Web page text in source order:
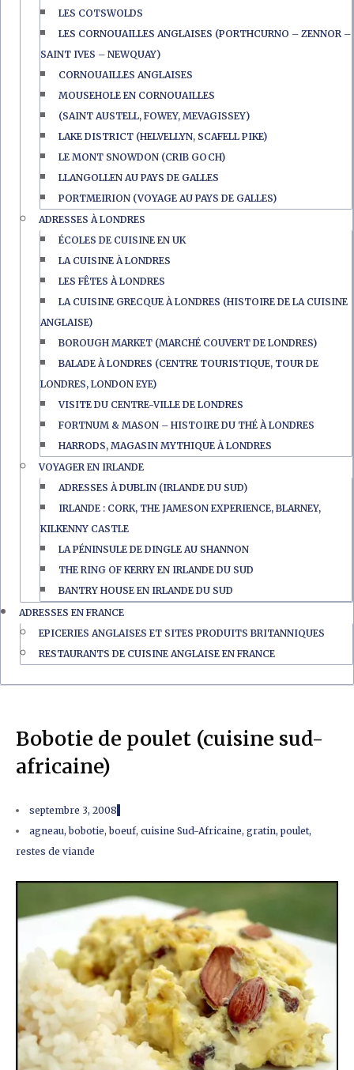
LES COTSWOLDS
LES CORNOUAILLES ANGLAISES (PORTHCURNO – ZENNOR –
SAINT IVES – NEWQUAY)
CORNOUAILLES ANGLAISES
MOUSEHOLE EN CORNOUAILLES
(SAINT AUSTELL, FOWEY, MEVAGISSEY)
LAKE DISTRICT (HELVELLYN, SCAFELL PIKE)
LE MONT SNOWDON (CRIB GOCH)
LLANGOLLEN AU PAYS DE GALLES
PORTMEIRION (VOYAGE AU PAYS DE GALLES)
ADRESSES À LONDRES
ÉCOLES DE CUISINE EN UK
LA CUISINE À LONDRES
LES FÊTES À LONDRES
LA CUISINE GRECQUE À LONDRES (HISTOIRE DE LA CUISINE
ANGLAISE)
BOROUGH MARKET (MARCHÉ COUVERT DE LONDRES)
BALADE À LONDRES (CENTRE TOURISTIQUE, TOUR DE
LONDRES, LONDON EYE)
VISITE DU CENTRE-VILLE DE LONDRES
FORTNUM & MASON – HISTOIRE DU THÉ À LONDRES
HARRODS, MAGASIN MYTHIQUE À LONDRES
VOYAGER EN IRLANDE
ADRESSES À DUBLIN (IRLANDE DU SUD)
IRLANDE : CORK, THE JAMESON EXPERIENCE, BLARNEY,
KILKENNY CASTLE
LA PÉNINSULE DE DINGLE AU SHANNON
THE RING OF KERRY EN IRLANDE DU SUD
BANTRY HOUSE EN IRLANDE DU SUD
ADRESSES EN FRANCE
EPICERIES ANGLAISES ET SITES PRODUITS BRITANNIQUES
RESTAURANTS DE CUISINE ANGLAISE EN FRANCE
Bobotie de poulet (cuisine sud-
africaine)
septembre 3, 2008
agneau,bobotie,boeuf, cuisine Sud-Africaine, gratin, poulet,
restes de viande